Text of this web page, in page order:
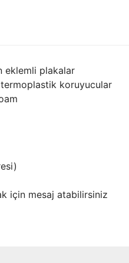
eklemli plakalar
koruyucular
için mesaj atabilirsiniz